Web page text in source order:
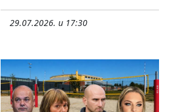
29.07.2026. u 17:30